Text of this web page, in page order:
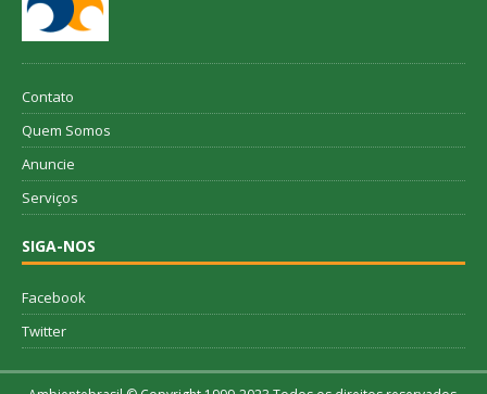
Contato
Quem Somos
Anuncie
Serviços
SIGA-NOS
Facebook
Twitter